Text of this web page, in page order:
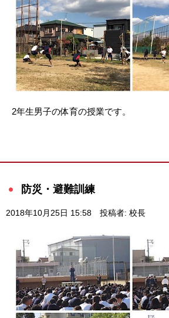
2年生男子の体育の授業です。
防災・避難訓練
2018年10月25日 15:58 投稿者: 校長